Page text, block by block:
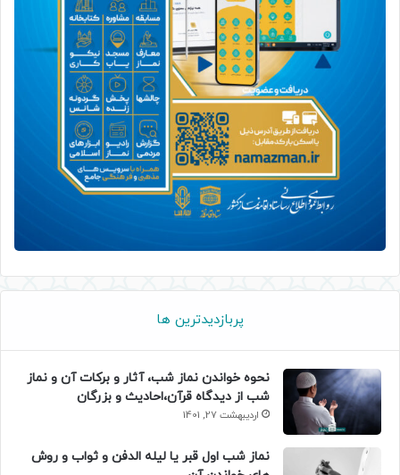
پربازدیدترین ها
نحوه خواندن نماز شب، آثار و برکات آن و نماز
شب از دیدگاه قرآن،احادیث و بزرگان
اردیبهشت 27, 1401
نماز شب اول قبر یا لیله الدفن و ثواب و روش